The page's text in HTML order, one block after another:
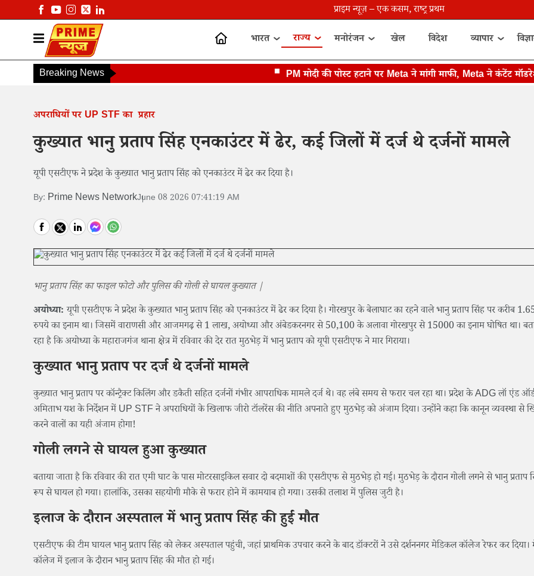
प्राइम न्यूज़ – एक कसम, राष्ट्र प्रथम
भारत राज्य मनोरंजन खेल विदेश व्यापार
Breaking News PM मोदी की पोस्ट हटाने पर Meta ने मांगी माफी, Meta ने कंटेंट मॉडरेशन
अपराधियों पर UP STF का प्रहार
कुख्यात भानु प्रताप सिंह एनकाउंटर में ढेर, कई जिलों में दर्ज थे दर्जनों मामले
यूपी एसटीएफ ने प्रदेश के कुख्यात भानु प्रताप सिंह को एनकाउंटर में ढेर कर दिया है।
By: Prime News NetworkJune 08 2026 07:41:19 AM
भानु प्रताप सिंह का फाइल फोटो और पुलिस की गोली से घायल कुख्यात |
अयोध्या: ​यूपी एसटीएफ ने प्रदेश के कुख्यात भानु प्रताप सिंह को एनकाउंटर में ढेर कर दिया है। गोरखपुर के बेलाघाट का रहने वाले भानु प्रताप सिंह पर करीब
रुपये का इनाम था। जिसमें वाराणसी और आजमगढ़ से 1 लाख, अयोध्या और अंबेडकरनगर से 50,100 के अलावा गोरखपुर से 15000 का इनाम घोषित था।
रहा है कि अयोध्या के महाराजगंज थाना क्षेत्र में रविवार की देर रात मुठभेड़ में भानु प्रताप को यूपी एसटीएफ ने मार गिराया।
कुख्यात भानु प्रताप पर दर्ज थे दर्जनों मामले
कुख्यात भानु प्रताप पर कॉन्ट्रैक्ट किलिंग और डकैती सहित दर्जनों गंभीर आपराधिक मामले दर्ज थे। वह लंबे समय से फरार चल रहा था। ​प्रदेश के ADG लॉ एंड
अमिताभ यश के निर्देशन में UP STF ने अपराधियों के खिलाफ जीरो टॉलरेंस की नीति अपनाते हुए मुठभेड़ को अंजाम दिया। उन्होंने कहा कि कानून व्यवस्था से
करने वालों का यही अंजाम होगा!
गोली लगने से घायल हुआ कुख्यात
बताया जाता है कि रविवार की रात एमी घाट के पास मोटरसाइकिल सवार दो बदमाशों की एसटीएफ से मुठभेड़ हो गई। मुठभेड़ के दौरान गोली लगने से भानु प्रताप
रूप से घायल हो गया। हालांकि, उसका सहयोगी मौके से फरार होने में कामयाब हो गया। उसकी तलाश में पुलिस जुटी है।
इलाज के दौरान अस्पताल में भानु प्रताप सिंह की हुई मौत
एसटीएफ की टीम घायल भानु प्रताप सिंह को लेकर अस्पताल पहुंची, जहां प्राथमिक उपचार करने के बाद डॉक्टरों ने उसे दर्शननगर मेडिकल कॉलेज रेफर कर
कॉलेज में इलाज के दौरान भानु प्रताप सिंह की मौत हो गई।